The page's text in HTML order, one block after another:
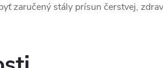
zaručený stály prísun čerstvej,